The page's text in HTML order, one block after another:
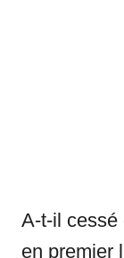
A-t-il cessé
en premier